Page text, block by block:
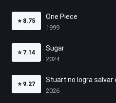
⭐ 8.75
One Piece
1999
⭐ 7.14
Sugar
2024
⭐ 9.27
Stuart no logra salvar
2026